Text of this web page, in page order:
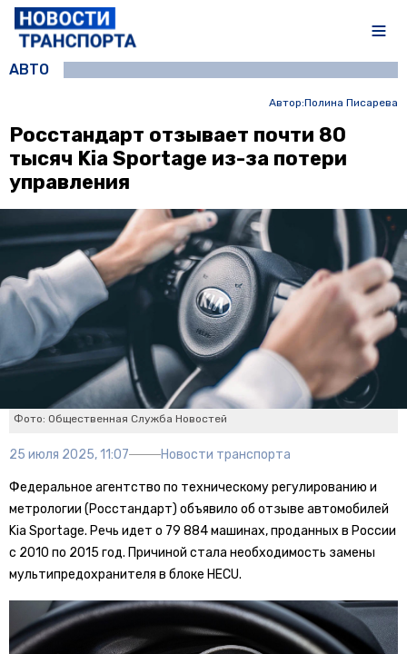
АВТО
Автор:Полина Писарева
Росстандарт отзывает почти 80
тысяч Kia Sportage из-за потери
управления
Фото: Общественная Служба Новостей
25 июля 2025, 11:07 Новости транспорта
Федеральное агентство по техническому регулированию и
метрологии (Росстандарт) объявило об отзыве автомобилей
Kia Sportage. Речь идет о 79 884 машинах, проданных в России
с 2010 по 2015 год. Причиной стала необходимость замены
мультипредохранителя в блоке HECU.